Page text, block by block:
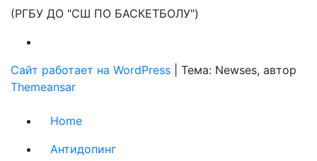
(РГБУ ДО "СШ ПО БАСКЕТБОЛУ")
Сайт работает на WordPress
Тема: Newses, автор
Themeansar
Home
Антидопинг